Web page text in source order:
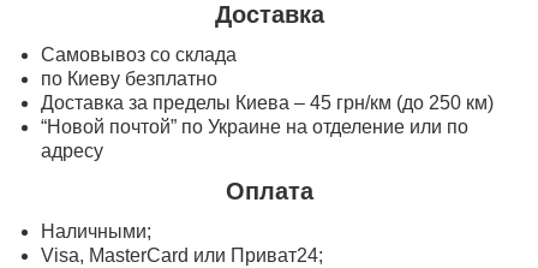
Доставка
Самовывоз со склада
по Киеву безплатно
Доставка за пределы Киева – 45 грн/км (до 250 км)
“Новой почтой” по Украине на отделение или по
адресу
Оплата
Наличными;
Visa, MasterСard или Приват24;